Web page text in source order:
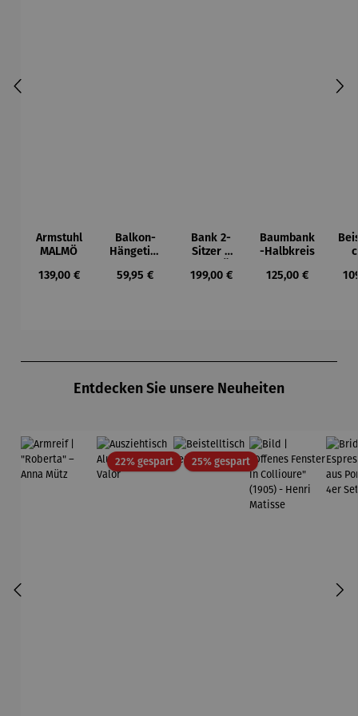
Armstuhl
MALMÖ
Regulärer Preis:
139,00 €
Balkon-
Hängetisc
BERKELEY
Regulärer Preis:
59,95 €
Bank 2-
Sitzer –
Regulärer Preis:
199,00 €
Baumbank
-Halbkreis
Regulärer Preis:
125,00 €
Entdecken Sie unsere Neuheiten
22% gespartRabatt25% gespartRabatt